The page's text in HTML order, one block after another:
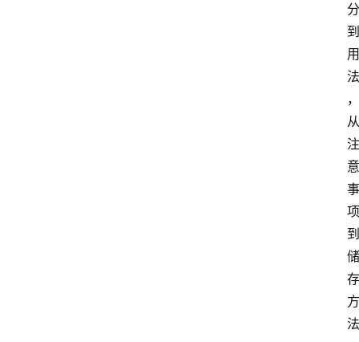
分
到
用
法
，
从
注
意
事
项
到
储
存
方
法